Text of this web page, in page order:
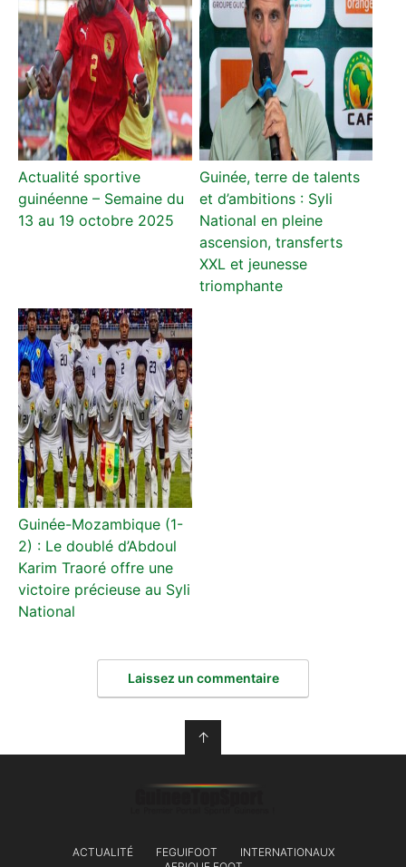
Actualité sportive
guinéenne – Semaine du
13 au 19 octobre 2025
Guinée, terre de talents
et d’ambitions : Syli
National en pleine
ascension, transferts
XXL et jeunesse
triomphante
Guinée-Mozambique (1-
2) : Le doublé d’Abdoul
Karim Traoré offre une
victoire précieuse au Syli
National
Laissez un commentaire
↑
ACTUALITÉ FEGUIFOOT
INTERNATIONAUX